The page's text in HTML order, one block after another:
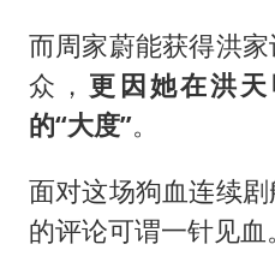
而周家蔚能获得洪
众， 更因她在洪
的“大度”。
面对这场狗血连续
的评论可谓一针见血。